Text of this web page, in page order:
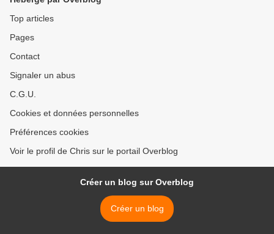
Top articles
Pages
Contact
Signaler un abus
C.G.U.
Cookies et données personnelles
Préférences cookies
Voir le profil de Chris sur le portail Overblog
Créer un blog sur Overblog
Créer un blog